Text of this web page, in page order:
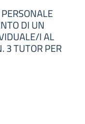
DI UN
I AL
3 TUTOR PER